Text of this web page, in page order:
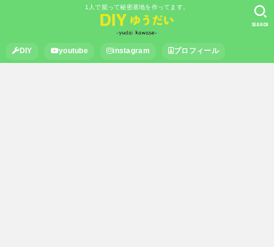
1人で籠って秘密基地を作ってます。
DIY youtube instagram プロフィール
SEARCH